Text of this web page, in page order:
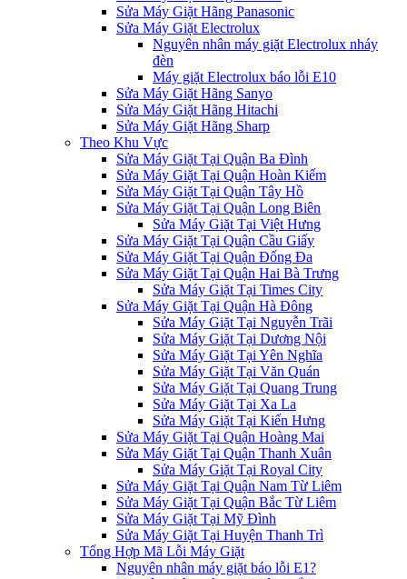
Sửa Máy Giặt Hãng Panasonic
Sửa Máy Giặt Electrolux
Nguyên nhân máy giặt Electrolux nháy
đèn
Máy giặt Electrolux báo lỗi E10
Sửa Máy Giặt Hãng Sanyo
Sửa Máy Giặt Hãng Hitachi
Sửa Máy Giặt Hãng Sharp
Theo Khu Vực
Sửa Máy Giặt Tại Quận Ba Đình
Sửa Máy Giặt Tại Quận Hoàn Kiếm
Sửa Máy Giặt Tại Quận Tây Hồ
Sửa Máy Giặt Tại Quận Long Biên
Sửa Máy Giặt Tại Việt Hưng
Sửa Máy Giặt Tại Quận Cầu Giấy
Sửa Máy Giặt Tại Quận Đống Đa
Sửa Máy Giặt Tại Quận Hai Bà Trưng
Sửa Máy Giặt Tại Times City
Sửa Máy Giặt Tại Quận Hà Đông
Sửa Máy Giặt Tại Nguyễn Trãi
Sửa Máy Giặt Tại Dương Nội
Sửa Máy Giặt Tại Yên Nghĩa
Sửa Máy Giặt Tại Văn Quán
Sửa Máy Giặt Tại Quang Trung
Sửa Máy Giặt Tại Xa La
Sửa Máy Giặt Tại Kiến Hưng
Sửa Máy Giặt Tại Quận Hoàng Mai
Sửa Máy Giặt Tại Quận Thanh Xuân
Sửa Máy Giặt Tại Royal City
Sửa Máy Giặt Tại Quận Nam Từ Liêm
Sửa Máy Giặt Tại Quận Bắc Từ Liêm
Sửa Máy Giặt Tại Mỹ Đình
Sửa Máy Giặt Tại Huyện Thanh Trì
Tổng Hợp Mã Lỗi Máy Giặt
Nguyên nhân máy giặt báo lỗi E1?